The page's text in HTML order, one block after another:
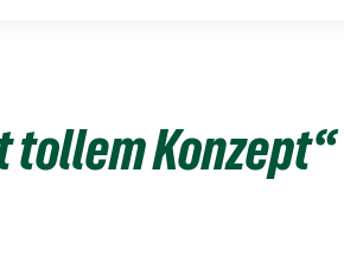
tollem Konzept“